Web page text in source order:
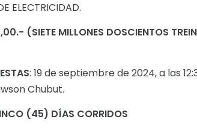
ELECTRICIDAD.
(SIETE MILLONES DOSCIENTOS
: 19 de septiembre de 2024, a las
Chubut.
(45) DÍAS CORRIDOS